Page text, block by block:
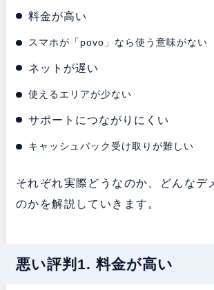
料金が高い
スマホが「povo」なら使う意味がない
ネットが遅い
使えるエリアが少ない
サポートにつながりにくい
キャッシュバック受け取りが難しい
それぞれ実際どうなのか、どんなデ
のかを解説していきます。
悪い評判1. 料金が高い